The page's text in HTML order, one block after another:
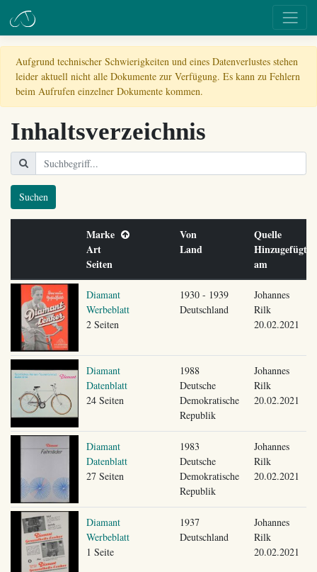
Aufgrund technischer Schwierigkeiten und eines Datenverlustes stehen
leider aktuell nicht alle Dokumente zur Verfügung. Es kann zu Fehlern
beim Aufrufen einzelner Dokumente kommen.
Inhaltsverzeichnis
Suchen
Marke
Art
Seiten
Von
Land
Quelle
Hinzugefügt
am
Diamant
Werbeblatt
2 Seiten
1930 - 1939
Deutschland
Johannes
Rilk
20.02.2021
Diamant
Datenblatt
24 Seiten
1988
Deutsche
Demokratische
Republik
Johannes
Rilk
20.02.2021
Diamant
Datenblatt
27 Seiten
1983
Deutsche
Demokratische
Republik
Johannes
Rilk
20.02.2021
Diamant
Werbeblatt
1 Seite
1937
Deutschland
Johannes
Rilk
20.02.2021